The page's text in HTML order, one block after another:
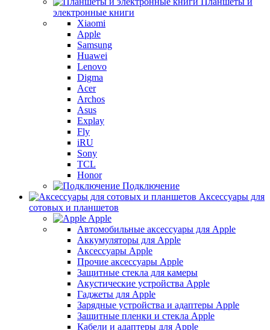
электронные книги
Xiaomi
Apple
Samsung
Huawei
Lenovo
Digma
Acer
Archos
Asus
Explay
Fly
iRU
Sony
TCL
Honor
Подключение
Аксессуары для
сотовых и планшетов
Apple
Автомобильные аксессуары для Apple
Аккумуляторы для Apple
Аксессуары Apple
Прочие аксессуары Apple
Защитные стекла для камеры
Акустические устройства Apple
Гаджеты для Apple
Зарядные устройства и адаптеры Apple
Защитные пленки и стекла Apple
Кабели и адаптеры для Apple